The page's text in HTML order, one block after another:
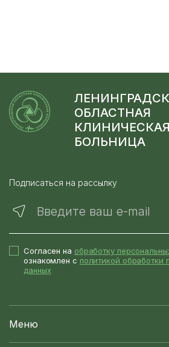
ОБЛАСТНАЯ
КЛИНИЧЕСКАЯ
БОЛЬНИЦА
Подписаться на рассылку
Введите ваш e-mail
Согласен на обработку
ознакомлен с политикой обработки
данных
Меню